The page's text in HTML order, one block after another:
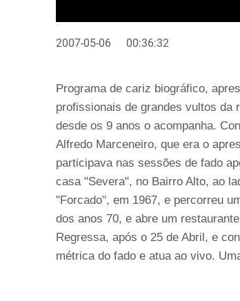
2007-05-06 00:36:32
Programa de cariz biográfico,
profissionais de grandes vultos da
desde os 9 anos o acompanha.
Alfredo Marceneiro, que era o
participava nas sessões de fado
casa "Severa", no Bairro Alto, ao
"Forcado", em 1967, e percorreu
dos anos 70, e abre um
Regressa, após o 25 de Abril, e
métrica do fado e atua ao vivo.